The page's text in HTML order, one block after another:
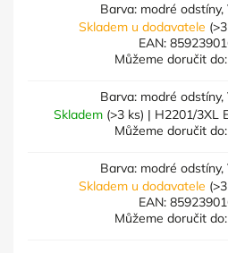
Barva: modré odstíny,
Skladem u dodavatele
EAN:
Můžeme doručit do:
Barva: modré odstíny,
Skladem (>3 ks) | H2201/3XL
Můžeme doručit do:
Barva: modré odstíny,
Skladem u dodavatele
EAN:
Můžeme doručit do: